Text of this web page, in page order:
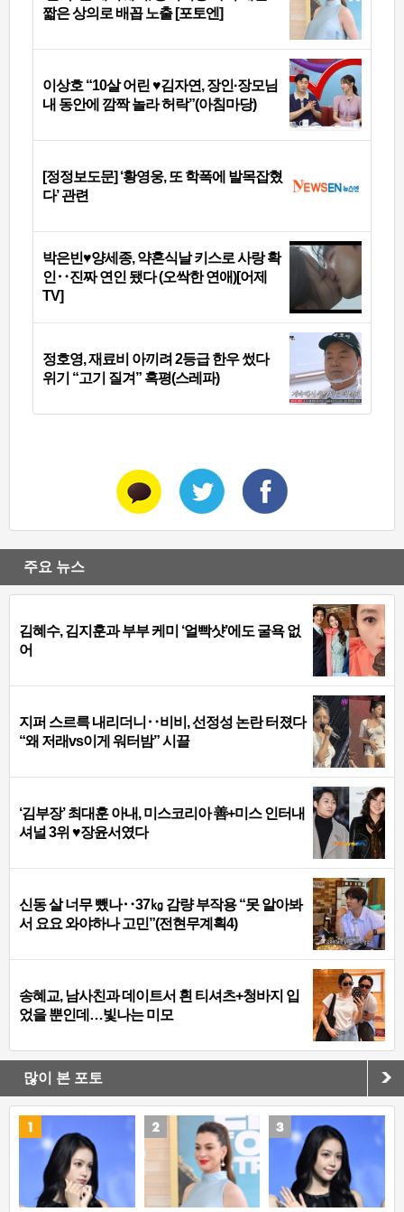
짧은 상의로 배꼽 노출 [포토엔]
이상호 “10살 어린 ♥김자연, 장인·장모님
내 동안에 깜짝 놀라 허락”(아침마당)
[정정보도문] ‘황영웅, 또 학폭에 발목잡혔
다’ 관련
박은빈♥양세종, 약혼식날 키스로 사랑 확
인‥진짜 연인 됐다 (오싹한 연애)[어제
TV]
정호영, 재료비 아끼려 2등급 한우 썼다
위기 “고기 질겨” 혹평(스레파)
주요 뉴스
김혜수, 김지훈과 부부 케미 ‘얼빡샷’에도 굴욕 없
어
지퍼 스르륵 내리더니‥비비, 선정성 논란 터졌다
“왜 저래vs이게 워터밤” 시끌
‘김부장’ 최대훈 아내, 미스코리아 善+미스 인터내
셔널 3위 ♥장윤서였다
신동 살 너무 뺐나‥37㎏ 감량 부작용 “못 알아봐
서 요요 와야하나 고민”(전현무계획4)
송혜교, 남사친과 데이트서 흰 티셔츠+청바지 입
었을 뿐인데…빛나는 미모
많이 본 포토